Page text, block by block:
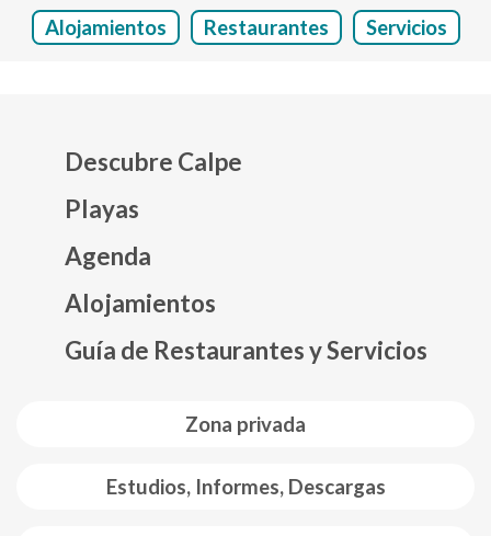
Alojamientos
Restaurantes Servicios
Zona privada
Estudios, Informes, Descargas
Descubre Calpe
Playas
Agenda
Alojamientos
Guía de Restaurantes y Servicios